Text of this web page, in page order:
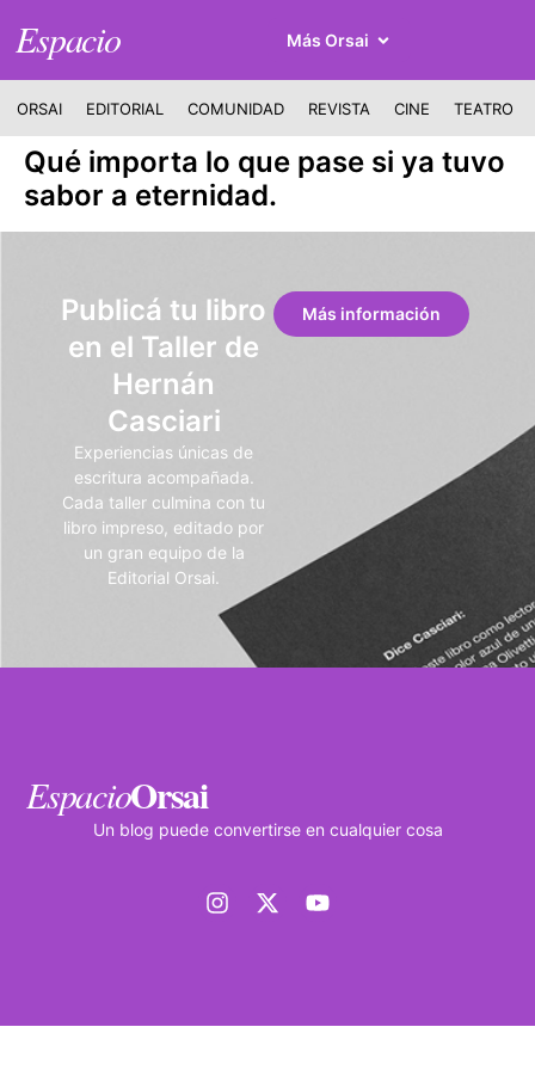
Espacio Más Orsai
ORSAI EDITORIAL COMUNIDAD REVISTA CINE TEATRO
Qué importa lo que pase si ya tuvo
sabor a eternidad.
Publicá tu libro
en el Taller de
Hernán
Casciari
Experiencias únicas de
escritura acompañada.
Cada taller culmina con tu
libro impreso, editado por
un gran equipo de la
Editorial Orsai.
Más información
EspacioOrsai
Un blog puede convertirse en cualquier cosa